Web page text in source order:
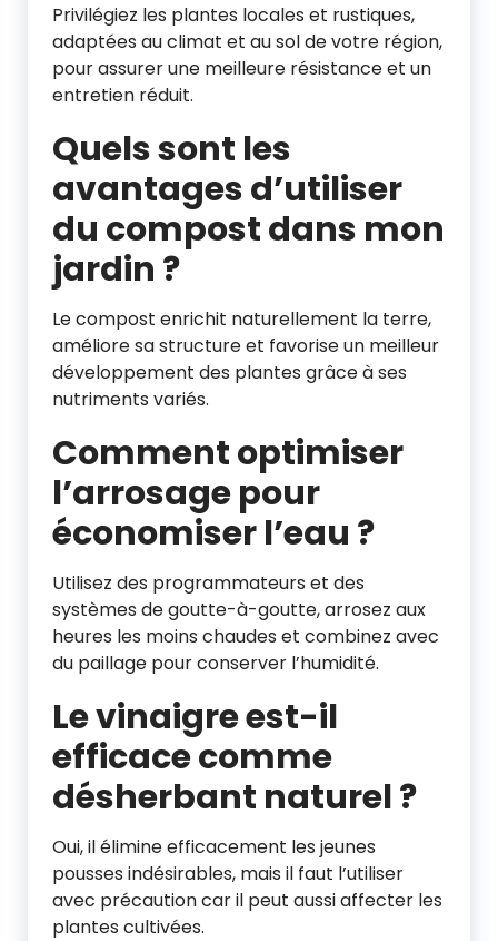
Privilégiez les plantes locales et rustiques,
adaptées au climat et au sol de votre région,
pour assurer une meilleure résistance et un
entretien réduit.
Quels sont les
avantages d’utiliser
du compost dans mon
jardin ?
Le compost enrichit naturellement la terre,
améliore sa structure et favorise un meilleur
développement des plantes grâce à ses
nutriments variés.
Comment optimiser
l’arrosage pour
économiser l’eau ?
Utilisez des programmateurs et des
systèmes de goutte-à-goutte, arrosez aux
heures les moins chaudes et combinez avec
du paillage pour conserver l’humidité.
Le vinaigre est-il
efficace comme
désherbant naturel ?
Oui, il élimine efficacement les jeunes
pousses indésirables, mais il faut l’utiliser
avec précaution car il peut aussi affecter les
plantes cultivées.